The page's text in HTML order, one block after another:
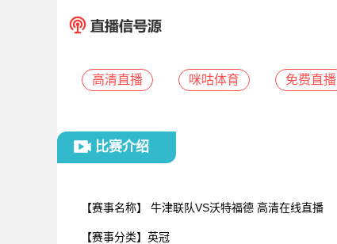
高清直播 咪咕体育 免费直播
比赛介绍
【赛事名称】 牛津联队VS沃特福德 高清在线直播
【赛事分类】 英冠